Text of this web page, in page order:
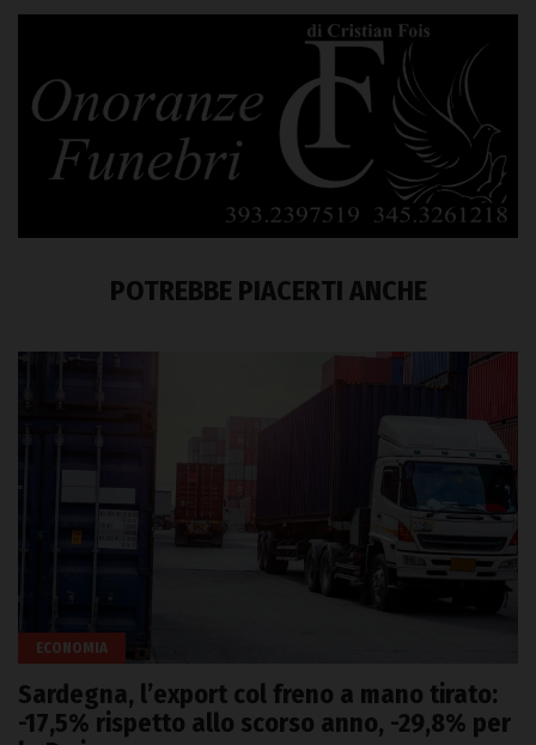
POTREBBE PIACERTI ANCHE
ECONOMIA
Sardegna, l’export col freno a mano tirato:
-17,5% rispetto allo scorso anno, -29,8% per